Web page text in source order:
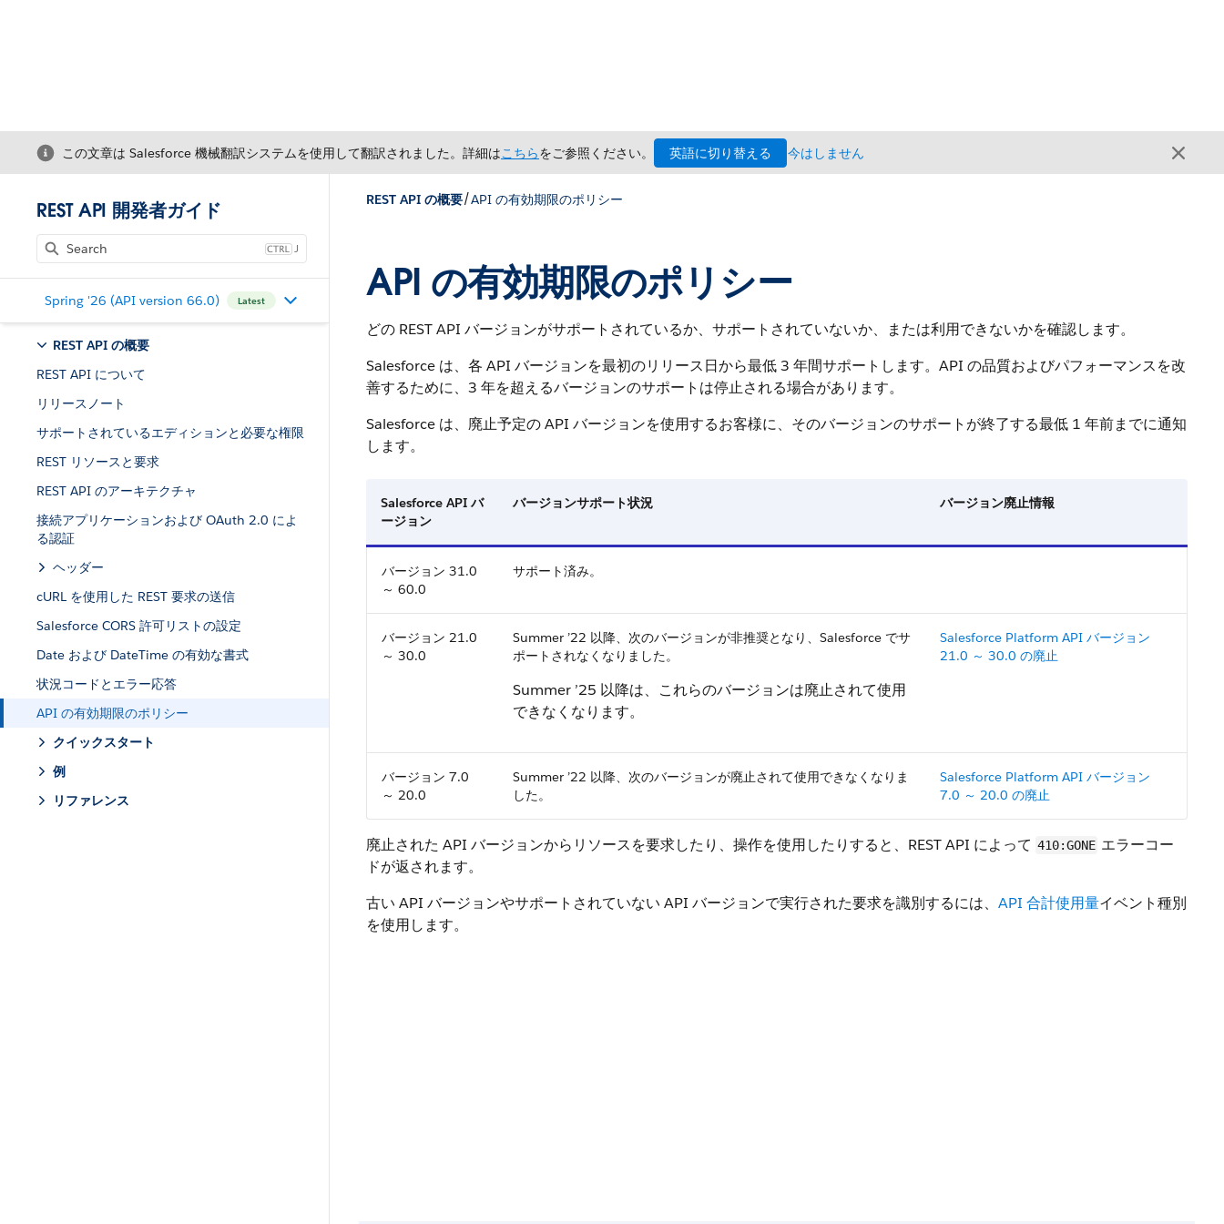
この文章は Salesforce 機械翻訳システムを使用して翻訳されました。詳細はこちらをご参照ください。 英語に切り替える 今はしません
REST API 開発者ガイド
J
Spring '26 (API version 66.0) Latest
REST API の概要
REST API について
リリースノート
サポートされているエディションと必要な権限
REST リソースと要求
REST API のアーキテクチャ
接続アプリケーションおよび OAuth 2.0 によ
る認証
ヘッダー
cURL を使用した REST 要求の送信
Salesforce CORS 許可リストの設定
Date および DateTime の有効な書式
状況コードとエラー応答
API の有効期限のポリシー
クイックスタート
例
リファレンス
REST API の概要/API の有効期限のポリシー
API の有効期限のポリシー
どの REST API バージョンがサポートされているか、サポートされていないか、または利用できないかを確認します。
Salesforce は、各 API バージョンを最初のリリース日から最低 3 年間サポートします。API の品質およびパフォーマンスを改
善するために、3 年を超えるバージョンのサポートは停止される場合があります。
Salesforce は、廃止予定の API バージョンを使用するお客様に、そのバージョンのサポートが終了する最低 1 年前までに通知
します。
Salesforce API バ
ージョン
バージョンサポート状況 バージョン廃止情報
バージョン 31.0
～ 60.0
サポート済み。
バージョン 21.0
～ 30.0
Summer ’22 以降、次のバージョンが非推奨となり、Salesforce でサ
ポートされなくなりました。
Summer ’25 以降は、これらのバージョンは廃止されて使用
できなくなります。
Salesforce Platform API バージョン
21.0 ～ 30.0 の廃止
バージョン 7.0
～ 20.0
Summer ’22 以降、次のバージョンが廃止されて使用できなくなりま
した。
Salesforce Platform API バージョン
7.0 ～ 20.0 の廃止
廃止された API バージョンからリソースを要求したり、操作を使用したりすると、REST API によって 410:GONE エラーコー
ドが返されます。
古い API バージョンやサポートされていない API バージョンで実行された要求を識別するには、 API 合計使用量イベント種別
を使用します。